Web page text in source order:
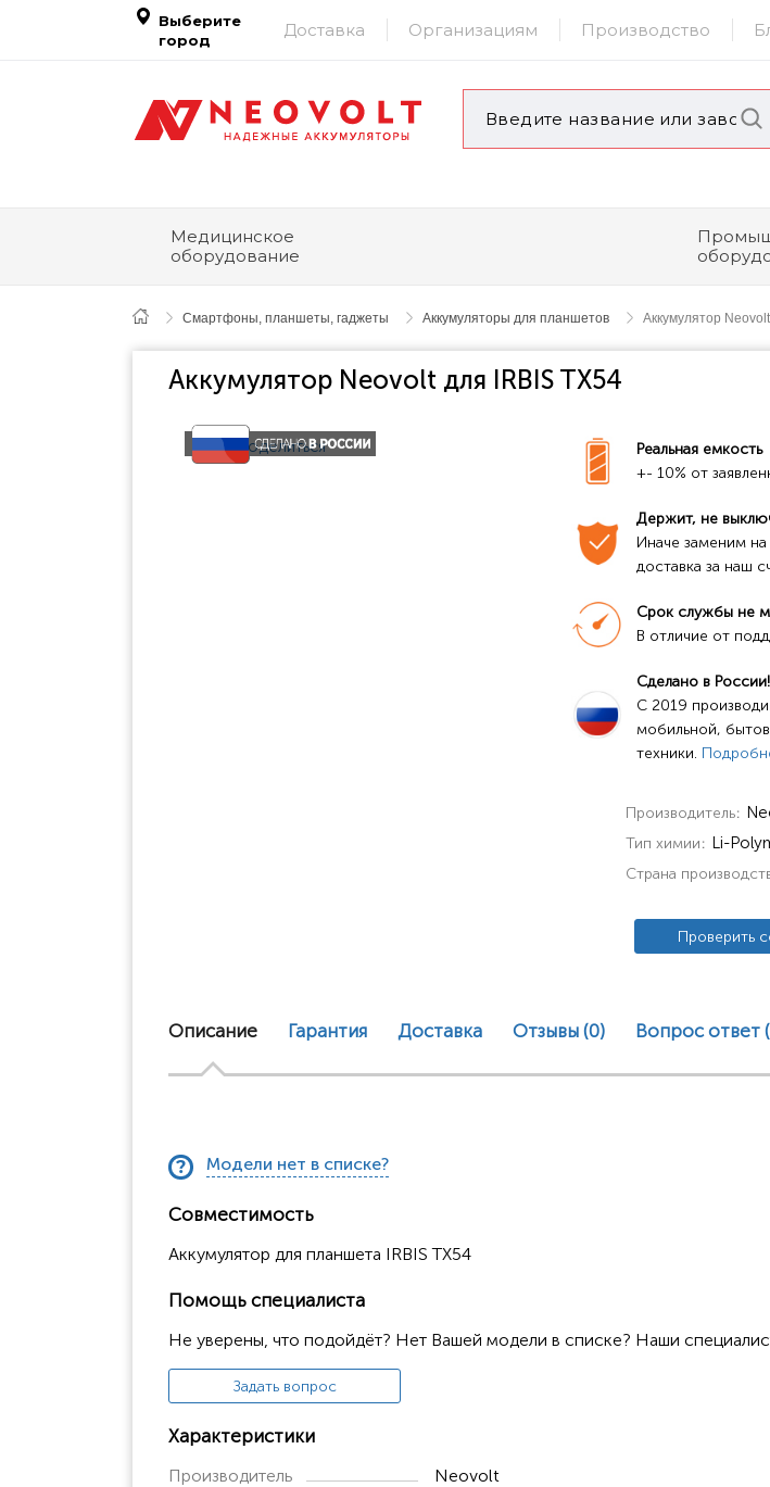
Выберите
город
Доставка Организациям Производство
Медицинское
оборудование
Смартфоны, планшеты, гаджеты Аккумуляторы для планшетов Аккумулятор
Аккумулятор Neovolt для IRBIS TX54
Поделиться
Реальная емкость
+- 10% от
Держит, не
Иначе заменим
доставка за наш
Срок службы не
В отличие от
Сделано в России!
C 2019
мобильной,
техники.
Производитель
Тип химии Li-
Страна
Проверить
Описание Гарантия Доставка Отзывы (0) Вопрос ответ
Модели нет в списке?
Совместимость
Аккумулятор для планшета IRBIS TX54
Помощь специалиста
Не уверены, что подойдёт? Нет Вашей модели в списке? Наши
Задать вопрос
Характеристики
Производитель Neovolt